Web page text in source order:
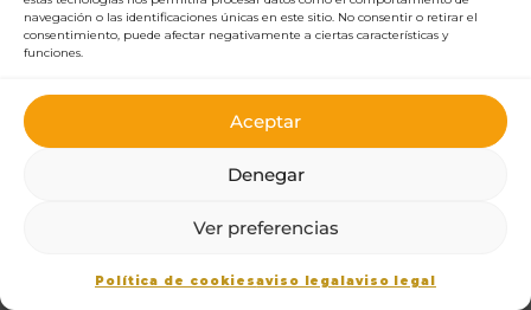
navegación o las identificaciones únicas en este sitio. No consentir o retirar el
consentimiento, puede afectar negativamente a ciertas características y
funciones.
Aceptar
Denegar
Ver preferencias
Política de cookiesaviso legalaviso legal
te llamen.